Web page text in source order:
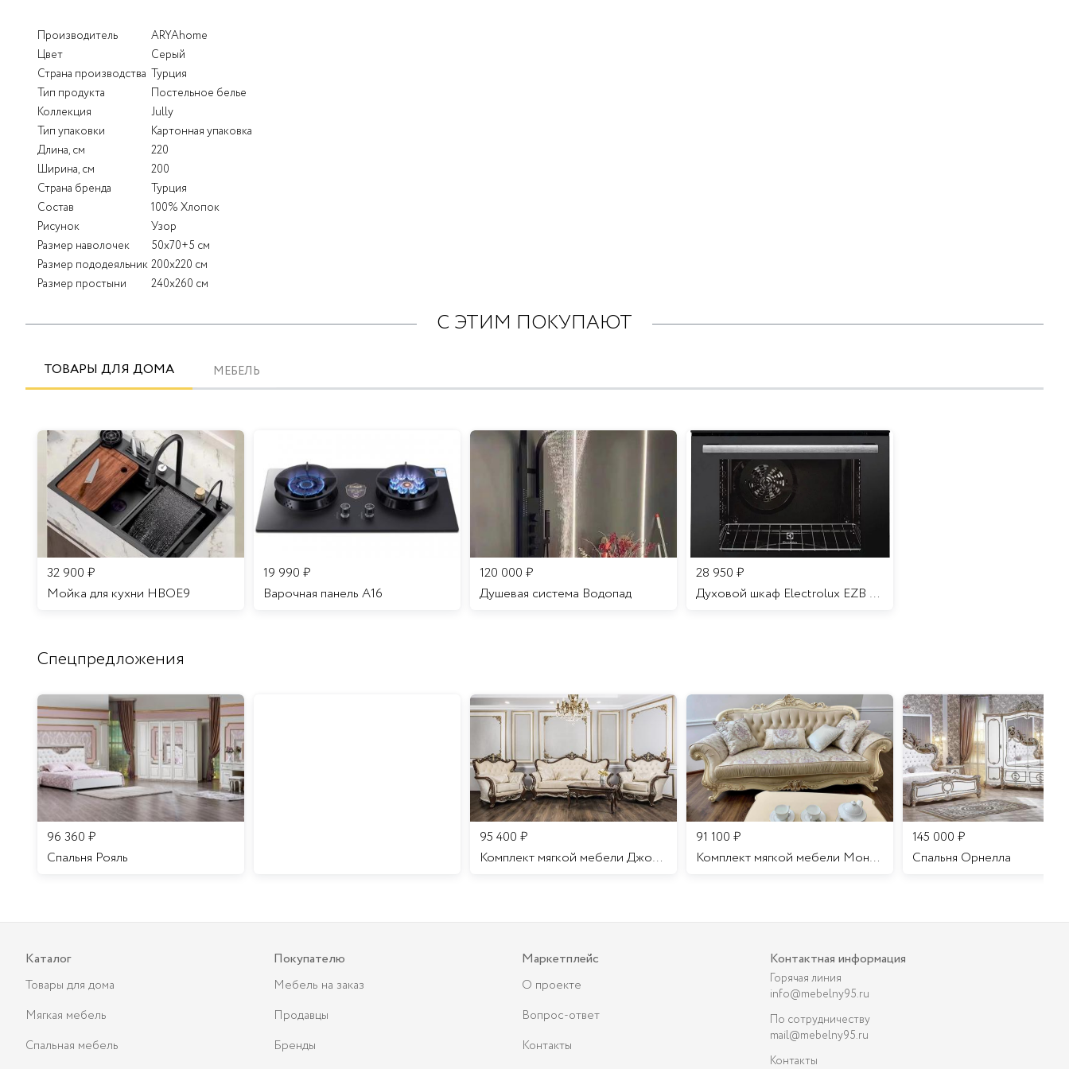
Производитель
ARYAhome
Цвет
Серый
Страна производства Турция
Тип продукта
Постельное белье
Коллекция
Jully
Тип упаковки
Картонная упаковка
Длина, см
220
Ширина, см
200
Страна бренда
Турция
Состав
100% Хлопок
Рисунок
Узор
Размер наволочек
50x70+5 см
Размер пододеяльник 200x220 см
Размер простыни
240x260 см
С ЭТИМ ПОКУПАЮТ
ТОВАРЫ ДЛЯ ДОМА МЕБЕЛЬ
32 900 ₽
Мойка для кухни HBOE9
19 990 ₽
Варочная панель A16
120 000 ₽
Душевая система Водопад
28 950 ₽
Духовой шкаф Electrolux EZB 52410 AK
Спецпредложения
96 360 ₽
Спальня Рояль
95 400 ₽
Комплект мягкой мебели Джоконда
91 100 ₽
Комплект мягкой мебели Мона Лиза
145 000 ₽
Cпальня Орнелла
Каталог
Товары для дома
Мягкая мебель
Спальная мебель
Покупателю
Мебель на заказ
Продавцы
Бренды
Маркетплейс
О проекте
Вопрос-ответ
Контакты
Контактная информация
Горячая линия
info@mebelny95.ru
По сотрудничеству
mail@mebelny95.ru
Контакты